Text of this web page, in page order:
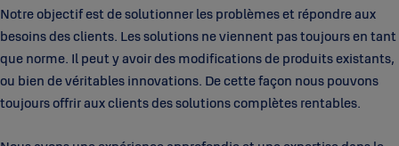
Notre objectif est de solutionner les problèmes et répondre aux
besoins des clients. Les solutions ne viennent pas toujours en tant
que norme. Il peut y avoir des modifications de produits existants,
ou bien de véritables innovations. De cette façon nous pouvons
toujours offrir aux clients des solutions complètes rentables.